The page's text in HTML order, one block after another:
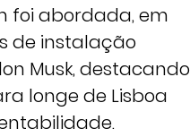
foi abordada, em
de instalação
Musk, destacando
longe de Lisboa